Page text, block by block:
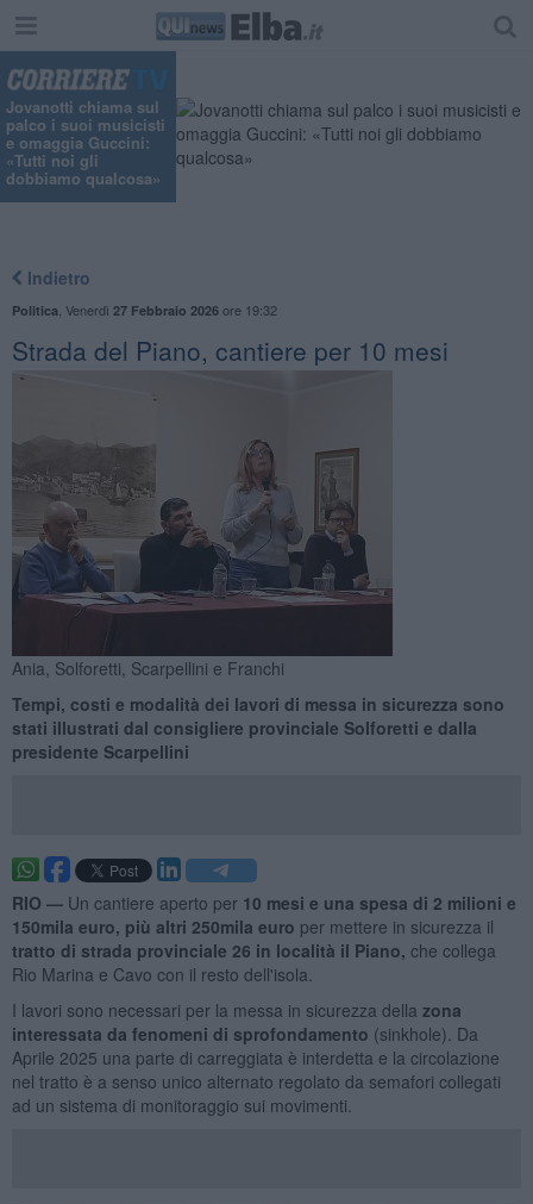
Jovanotti chiama sul
palco i suoi musicisti
e omaggia Guccini:
«Tutti noi gli
dobbiamo qualcosa»
Indietro
Politica Venerdì 27 Febbraio 2026ore 19:32
Strada del Piano, cantiere per 10 mesi
Ania, Solforetti, Scarpellini e Franchi
Tempi, costi e modalità dei lavori di messa in sicurezza sono
stati illustrati dal consigliere provinciale Solforetti e dalla
presidente Scarpellini
RIO — Un cantiere aperto per 10 mesi e una spesa di 2 milioni e
150mila euro, più altri 250mila euro per mettere in sicurezza il
tratto di strada provinciale 26 in località il Piano, che collega
Rio Marina e Cavo con il resto dell'isola.
I lavori sono necessari per la messa in sicurezza della zona
interessata da fenomeni di sprofondamento (sinkhole). Da
Aprile 2025 una parte di carreggiata è interdetta e la circolazione
nel tratto è a senso unico alternato regolato da semafori collegati
ad un sistema di monitoraggio sui movimenti.